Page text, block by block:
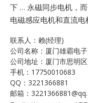
下 … 永磁同步电机，
电磁感应电机和直流电
联系人：赖(经理)
公司名称：厦门雄霸电
公司地址：厦门市思明
手机：17750010683
QQ：3221366881
邮箱：